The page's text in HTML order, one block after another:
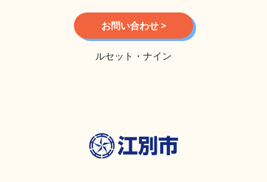
お問い合わせ >
ルセット・ナイン